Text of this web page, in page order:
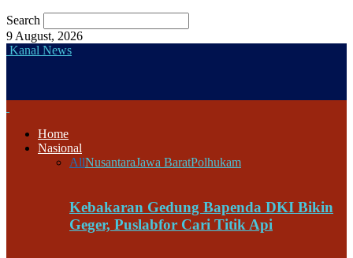
Search
9 August, 2026
Kanal News
Home
Nasional
AllNusantaraJawa BaratPolhukam
Kebakaran Gedung Bapenda DKI Bikin
Geger, Puslabfor Cari Titik Api